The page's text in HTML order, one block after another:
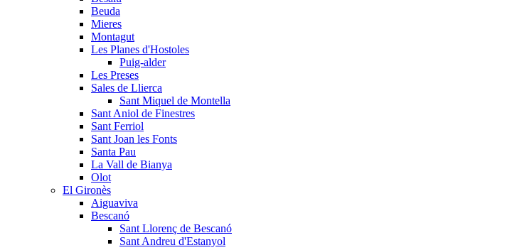
Beuda
Mieres
Montagut
Les Planes d'Hostoles
Puig-alder
Les Preses
Sales de Llierca
Sant Miquel de Montella
Sant Aniol de Finestres
Sant Ferriol
Sant Joan les Fonts
Santa Pau
La Vall de Bianya
Olot
El Gironès
Aiguaviva
Bescanó
Sant Llorenç de Bescanó
Sant Andreu d'Estanyol